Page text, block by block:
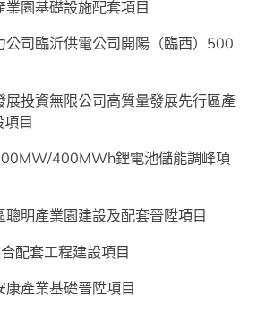
園基礎設施配套項目
公司臨沂供電公司開陽（臨西）500
投資無限公司高質量發展先行區產
目
400MWh鋰電池儲能調峰項
明產業園建設及配套晉陞項目
配套工程建設項目
產業基礎晉陞項目